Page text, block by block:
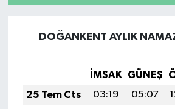
DOĞANKENT AYLIK
İMSAK GÜNEŞ
25 Tem Cts
03:19 05:07